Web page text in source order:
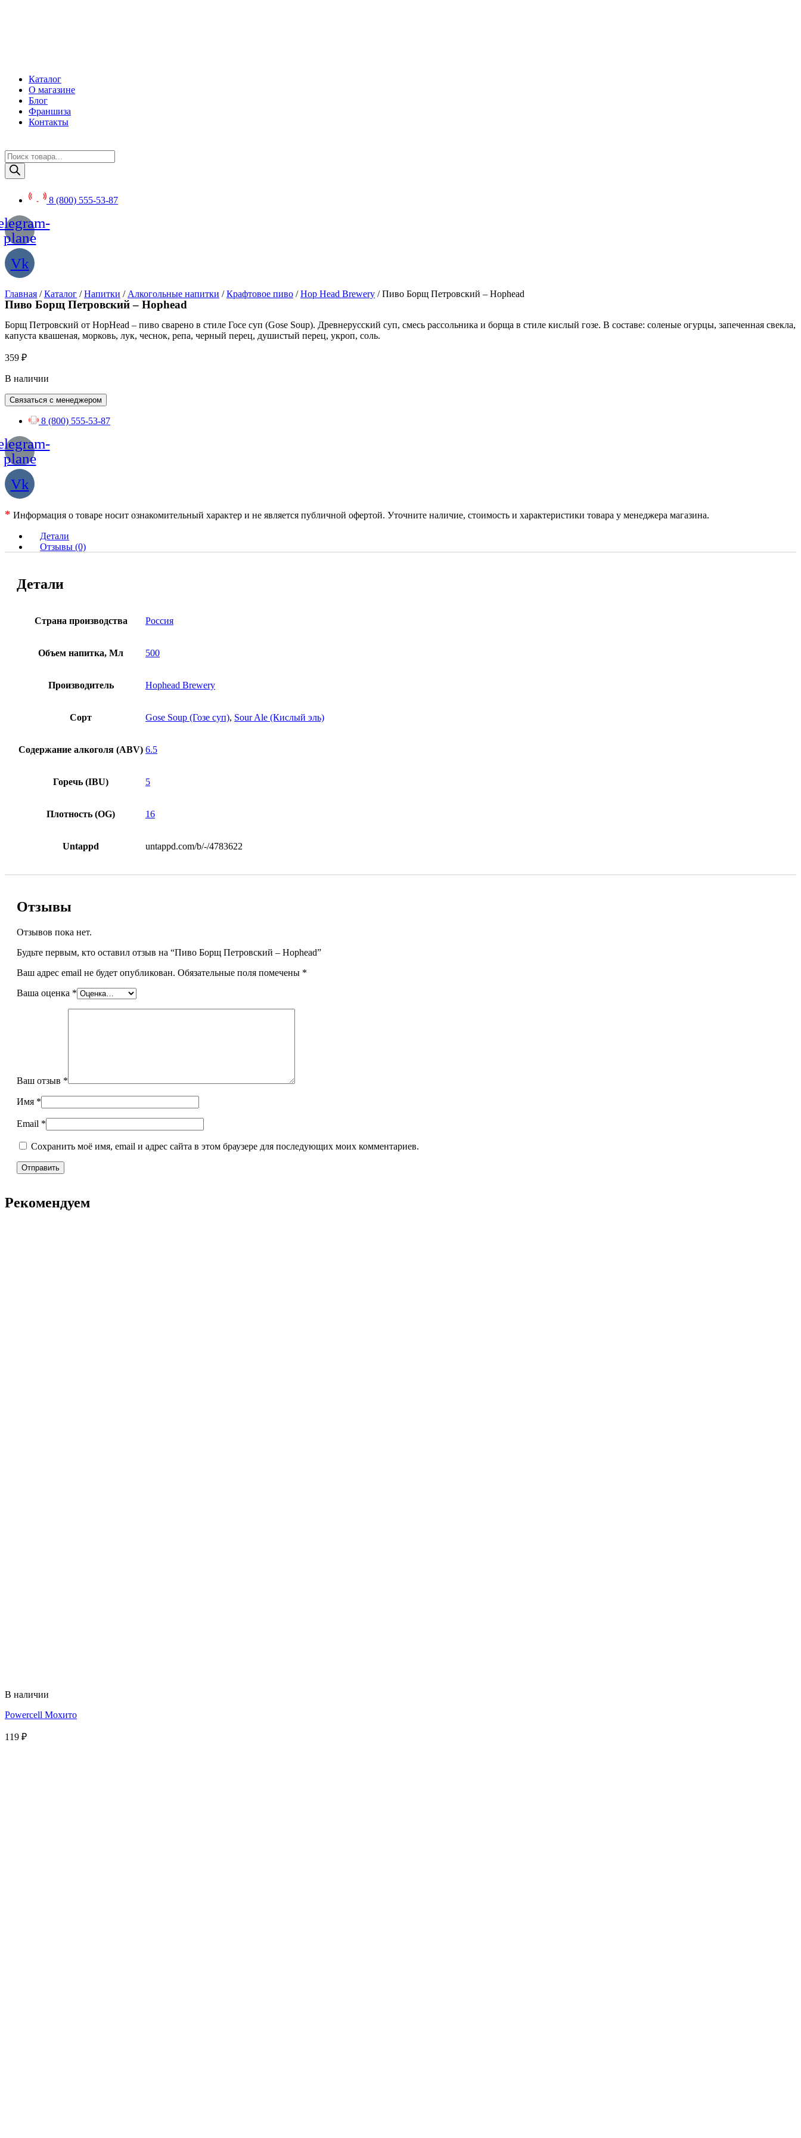
Каталог
О магазине
Блог
Франшиза
Контакты
Поиск
товаров
8 (800) 555-53-87
plane
Vk
Главная /Каталог /Напитки / Алкогольные напитки /Крафтовое пиво /Hop Head Brewery / Пиво Борщ Петровский – Hophead
Пиво Борщ Петровский – Hophead
Борщ Петровский от HopHead – пиво сварено в стиле Госе суп (Gose Soup). Древнерусский суп, смесь рассольника и борща в стиле кислый гозе. В составе: соленые огурцы, запеченная свекла,
капуста квашеная, морковь, лук, чеснок, репа, черный перец, душистый перец, укроп, соль.
359 ₽
В наличии
Связаться с менеджером
8 (800) 555-53-87
plane
Vk
* Информация о товаре носит ознакомительный характер и не является публичной офертой. Уточните наличие, стоимость и характеристики товара у менеджера магазина.
Детали
Отзывы (0)
Детали
Страна производства Россия
Объем напитка, Мл 500
Производитель Hophead Brewery
Сорт Gose Soup (Гозе суп), Sour Ale (Кислый эль)
Содержание алкоголя (ABV) 6.5
Горечь (IBU) 5
Плотность (OG) 16
Untappd untappd.com/b/-/4783622
Отзывы
Отзывов пока нет.
Будьте первым, кто оставил отзыв на “Пиво Борщ Петровский – Hophead”
Ваш адрес email не будет опубликован. Обязательные поля помечены *
Ваша оценка *
Ваш отзыв *
Имя *
Email *
Сохранить моё имя, email и адрес сайта в этом браузере для последующих моих комментариев.
Рекомендуем
В наличии
Powercell Мохито
119 ₽